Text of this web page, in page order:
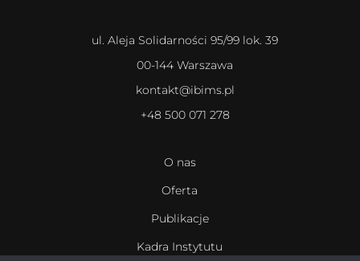
ul. Aleja Solidarności 95/99 lok. 39
00-144 Warszawa
kontakt@ibims.pl
+48 500 071 278
O nas
Oferta
Publikacje
Kadra Instytutu